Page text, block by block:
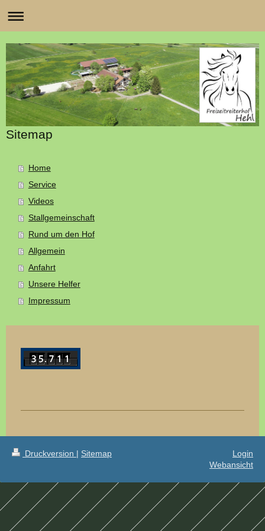
Sitemap
Home
Service
Videos
Stallgemeinschaft
Rund um den Hof
Allgemein
Anfahrt
Unsere Helfer
Impressum
Druckversion | Sitemap
Login
Webansicht